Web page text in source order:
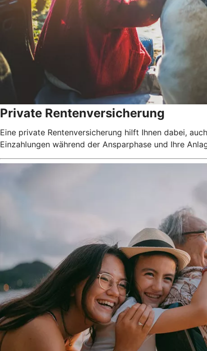
Private Rentenversicherung
Eine private Rentenversicherung hilft Ihnen dabei,
Einzahlungen während der Ansparphase und Ihre